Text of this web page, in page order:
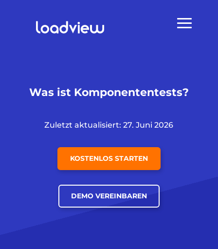
Was ist Komponententests?
Zuletzt aktualisiert: 27. Juni 2026
KOSTENLOS STARTEN
DEMO VEREINBAREN